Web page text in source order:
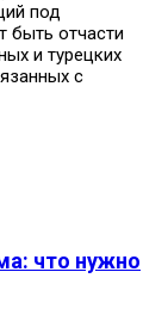
под
быть отчасти
и турецких
с
что нужно